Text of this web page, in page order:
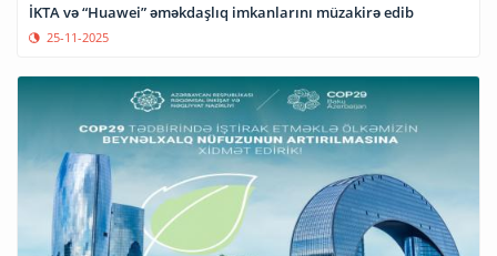
İKTA və “Huawei” əməkdaşlıq imkanlarını müzakirə edib
25-11-2025